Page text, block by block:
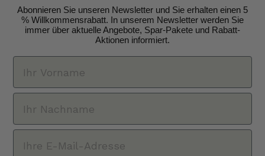
Abonnieren Sie unseren Newsletter und Sie erhalten einen 5
% Willkommensrabatt. In unserem Newsletter werden Sie
immer über aktuelle Angebote, Spar-Pakete und Rabatt-
Aktionen informiert.